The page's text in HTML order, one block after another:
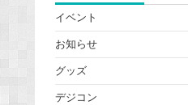
イベント
お知らせ
グッズ
デジコン